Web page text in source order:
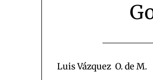
Luis Vázquez O. de M.